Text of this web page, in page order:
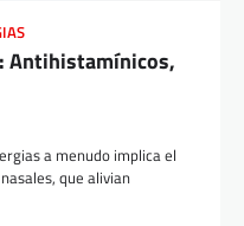
Antihistamínicos,
a menudo implica el
que alivian